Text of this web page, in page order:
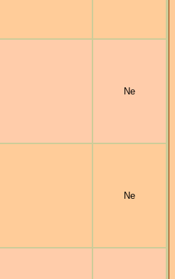
Ne
Ne